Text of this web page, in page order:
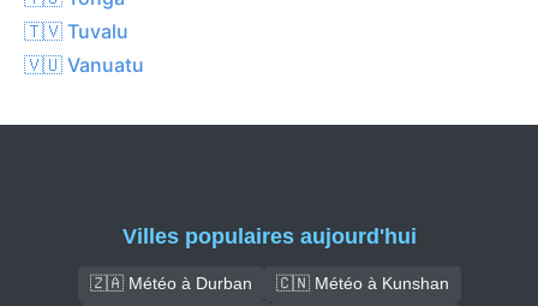
🇹🇻 Tuvalu
🇻🇺 Vanuatu
Villes populaires aujourd'hui
🇿🇦 Météo à Durban
🇨🇳 Météo à Kunshan